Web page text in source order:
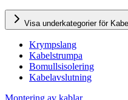
Visa underkategorier för
Krympslang
Kabelstrumpa
Bomullsisolering
Kabelavslutning
Montering av kablar